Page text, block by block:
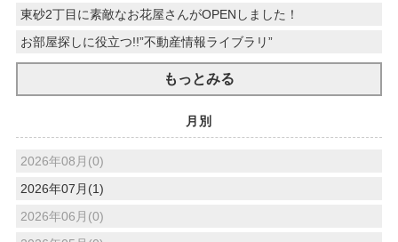
東砂2丁目に素敵なお花屋さんがOPENしました！
お部屋探しに役立つ!!”不動産情報ライブラリ”
もっとみる
月別
2026年08月(0)
2026年07月(1)
2026年06月(0)